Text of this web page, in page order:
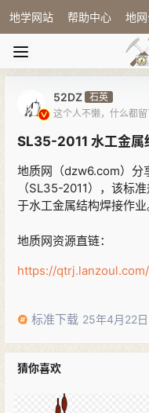
地学网站 帮助中心 地
52DZ 石英
这个人不懒，什么都留
SL35-2011 水工金属
地质网（dzw6.com）分
（SL35-2011），该标
于水工金属结构焊接作业
地质网资源直链：
https://
标准下载 25年4月22日
猜你喜欢